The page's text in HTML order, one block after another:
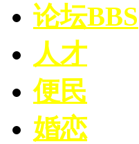
论坛BBS
人才
便民
婚恋